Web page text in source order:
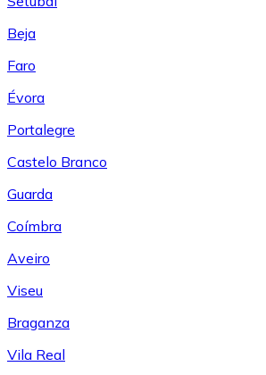
Beja
Faro
Évora
Portalegre
Castelo Branco
Guarda
Coímbra
Aveiro
Viseu
Braganza
Vila Real